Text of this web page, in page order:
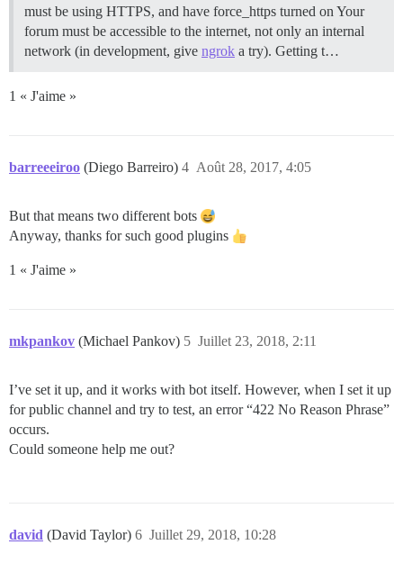
must be using HTTPS, and have force_https turned on Your
forum must be accessible to the internet, not only an internal
network (in development, give ngrok a try). Getting t…
1 « J'aime »
barreeeiroo (Diego Barreiro) Août 28, 2017, 4:05
4
But that means two different bots
Anyway, thanks for such good plugins
1 « J'aime »
mkpankov (Michael Pankov) Juillet 23, 2018, 2:11
5
I’ve set it up, and it works with bot itself. However, when I set it up
for public channel and try to test, an error “422 No Reason Phrase”
occurs.
Could someone help me out?
david (David Taylor) Juillet 29, 2018, 10:28
6